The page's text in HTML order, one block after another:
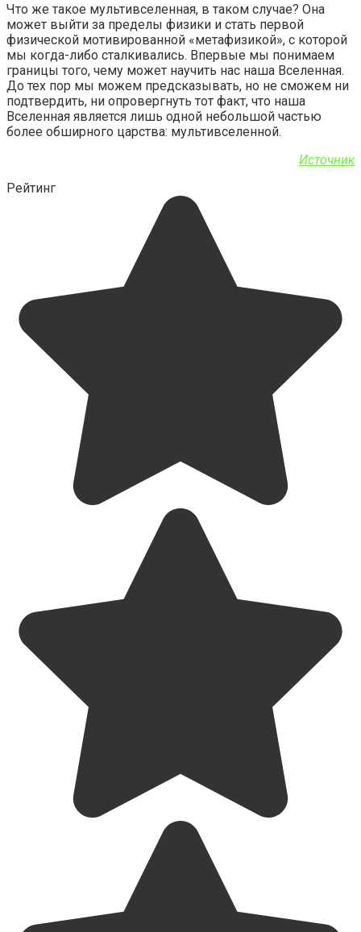
Что же такое мультивселенная, в таком случае? Она
может выйти за пределы физики и стать первой
физической мотивированной «метафизикой», с которой
мы когда-либо сталкивались. Впервые мы понимаем
границы того, чему может научить нас наша Вселенная.
До тех пор мы можем предсказывать, но не сможем ни
подтвердить, ни опровергнуть тот факт, что наша
Вселенная является лишь одной небольшой частью
более обширного царства: мультивселенной.
Источник
Рейтинг